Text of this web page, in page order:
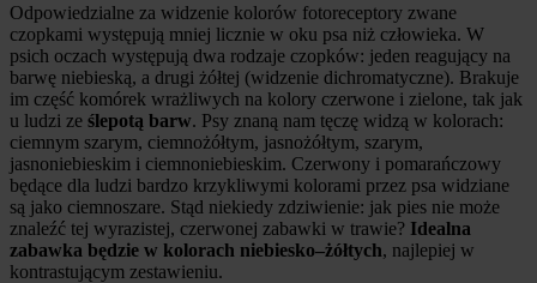
Odpowiedzialne za widzenie kolorów fotoreceptory zwane
czopkami występują mniej licznie w oku psa niż człowieka. W
psich oczach występują dwa rodzaje czopków: jeden reagujący na
barwę niebieską, a drugi żółtej (widzenie dichromatyczne). Brakuje
im część komórek wrażliwych na kolory czerwone i zielone, tak jak
u ludzi ze ślepotą barw. Psy znaną nam tęczę widzą w kolorach:
ciemnym szarym, ciemnożółtym, jasnożółtym, szarym,
jasnoniebieskim i ciemnoniebieskim. Czerwony i pomarańczowy
będące dla ludzi bardzo krzykliwymi kolorami przez psa widziane
są jako ciemnoszare. Stąd niekiedy zdziwienie: jak pies nie może
znaleźć tej wyrazistej, czerwonej zabawki w trawie? Idealna
zabawka będzie w kolorach niebiesko–żółtych, najlepiej w
kontrastującym zestawieniu.